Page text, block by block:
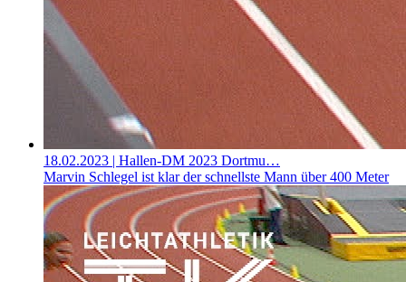
18.02.2023 | Hallen-DM 2023 Dortmu…
Marvin Schlegel ist klar der schnellste Mann über 400 Meter